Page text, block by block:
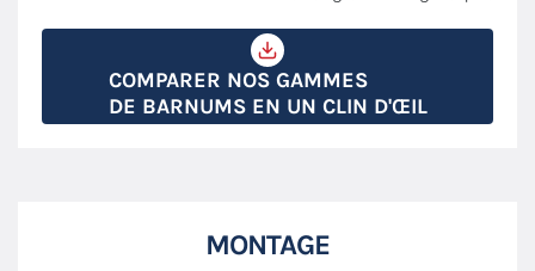
COMPARER NOS GAMMES
DE BARNUMS EN UN CLIN D'ŒIL
MONTAGE